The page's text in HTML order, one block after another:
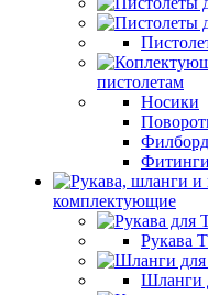
пистолетам
Носики
Фитинги
комплектующие
Рукава
Шланги